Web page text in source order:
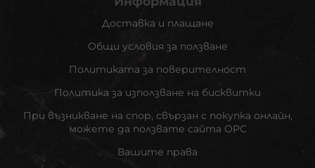
Доставка и плащане
Общи условия за ползване
Политиката за поверителност
Политика за използване на бисквитки
При възникване на спор, свързан с покупка онлайн,
можете да ползвате сайта ОРС
Вашите права